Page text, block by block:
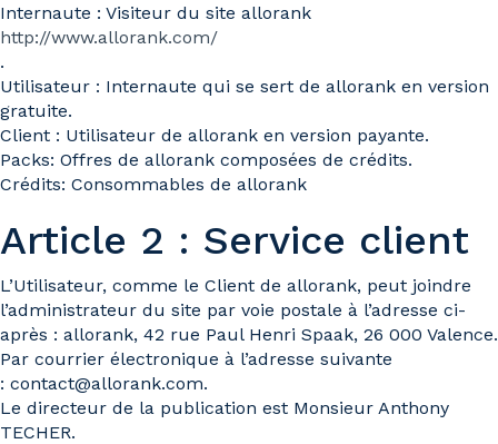
Internaute : Visiteur du site allorank
http://www.allorank.com/
.
Utilisateur : Internaute qui se sert de allorank en version
gratuite.
Client : Utilisateur de allorank en version payante.
Packs: Offres de allorank composées de crédits.
Crédits: Consommables de allorank
Article 2 : Service client
L’Utilisateur, comme le Client de allorank, peut joindre
l’administrateur du site par voie postale à l’adresse ci-
après : allorank, 42 rue Paul Henri Spaak, 26 000 Valence.
Par courrier électronique à l’adresse suivante
: contact@allorank.com.
Le directeur de la publication est Monsieur Anthony
TECHER.